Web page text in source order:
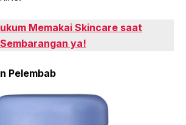
Memakai Skincare saat
ya!
Pelembab